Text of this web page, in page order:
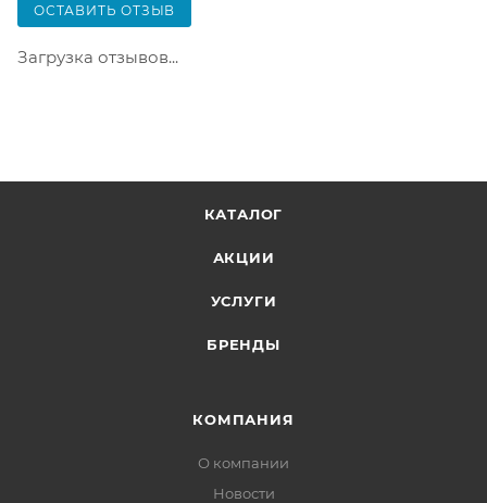
содержать не больше 10 позиций и его стоимость
не должна превышать 100 000 р.
ОСТАВИТЬ ОТЗЫВ
Загрузка отзывов...
КАТАЛОГ
АКЦИИ
УСЛУГИ
БРЕНДЫ
КОМПАНИЯ
О компании
Новости